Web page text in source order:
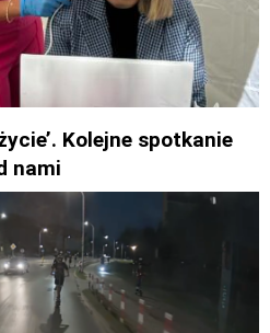
Kolejne spotkanie
nami